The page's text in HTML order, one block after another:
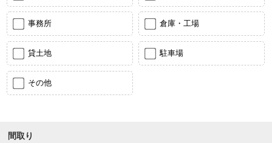
事務所 倉庫・工場
貸土地 駐車場
その他
間取り